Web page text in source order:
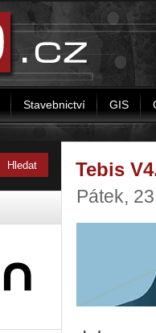
Stavebnictví GIS
Tebis
Pátek,